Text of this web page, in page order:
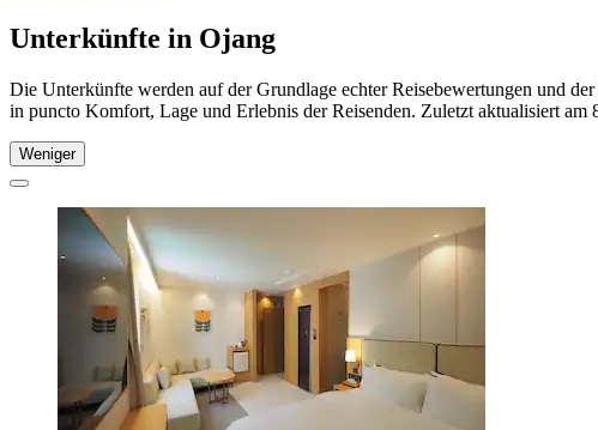
Unterkünfte in Ojang
Die Unterkünfte werden auf der Grundlage echter Reisebewertungen und
in puncto Komfort, Lage und Erlebnis der Reisenden. Zuletzt aktualisiert am
Weniger